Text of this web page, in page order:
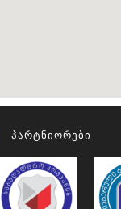
Პარტნიორები